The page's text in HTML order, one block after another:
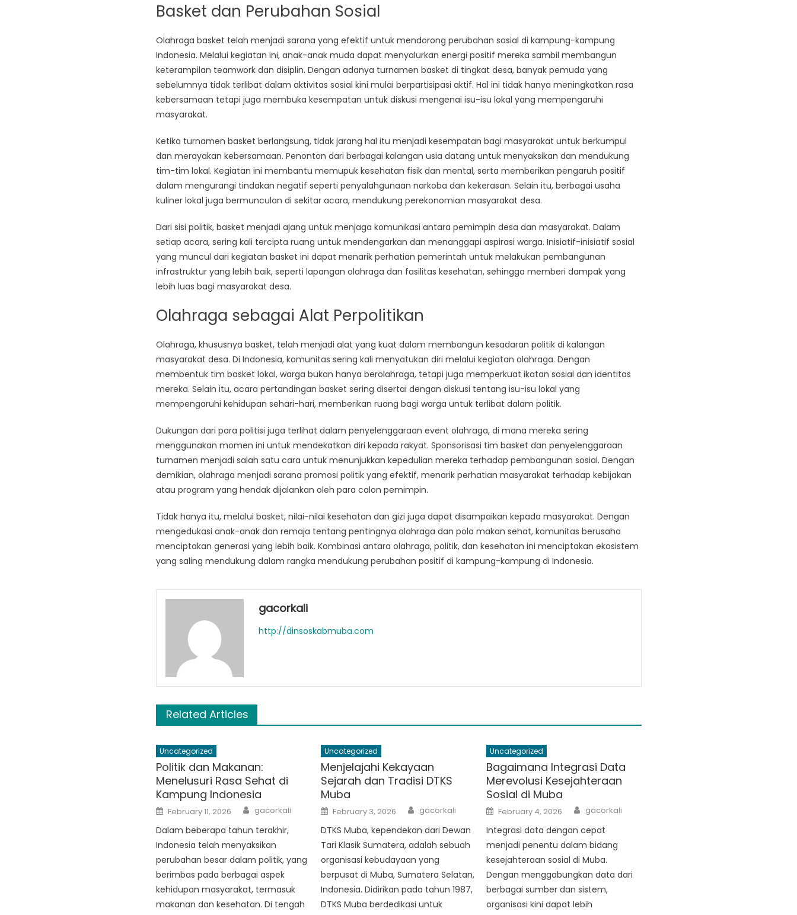
Basket dan Perubahan Sosial
Olahraga basket telah menjadi sarana yang efektif untuk mendorong perubahan sosial di kampung-kampung
Indonesia. Melalui kegiatan ini, anak-anak muda dapat menyalurkan energi positif mereka sambil membangun
keterampilan teamwork dan disiplin. Dengan adanya turnamen basket di tingkat desa, banyak pemuda yang
sebelumnya tidak terlibat dalam aktivitas sosial kini mulai berpartisipasi aktif. Hal ini tidak hanya meningkatkan rasa
kebersamaan tetapi juga membuka kesempatan untuk diskusi mengenai isu-isu lokal yang mempengaruhi
masyarakat.
Ketika turnamen basket berlangsung, tidak jarang hal itu menjadi kesempatan bagi masyarakat untuk berkumpul
dan merayakan kebersamaan. Penonton dari berbagai kalangan usia datang untuk menyaksikan dan mendukung
tim-tim lokal. Kegiatan ini membantu memupuk kesehatan fisik dan mental, serta memberikan pengaruh positif
dalam mengurangi tindakan negatif seperti penyalahgunaan narkoba dan kekerasan. Selain itu, berbagai usaha
kuliner lokal juga bermunculan di sekitar acara, mendukung perekonomian masyarakat desa.
Dari sisi politik, basket menjadi ajang untuk menjaga komunikasi antara pemimpin desa dan masyarakat. Dalam
setiap acara, sering kali tercipta ruang untuk mendengarkan dan menanggapi aspirasi warga. Inisiatif-inisiatif sosial
yang muncul dari kegiatan basket ini dapat menarik perhatian pemerintah untuk melakukan pembangunan
infrastruktur yang lebih baik, seperti lapangan olahraga dan fasilitas kesehatan, sehingga memberi dampak yang
lebih luas bagi masyarakat desa.
Olahraga sebagai Alat Perpolitikan
Olahraga, khususnya basket, telah menjadi alat yang kuat dalam membangun kesadaran politik di kalangan
masyarakat desa. Di Indonesia, komunitas sering kali menyatukan diri melalui kegiatan olahraga. Dengan
membentuk tim basket lokal, warga bukan hanya berolahraga, tetapi juga memperkuat ikatan sosial dan identitas
mereka. Selain itu, acara pertandingan basket sering disertai dengan diskusi tentang isu-isu lokal yang
mempengaruhi kehidupan sehari-hari, memberikan ruang bagi warga untuk terlibat dalam politik.
Dukungan dari para politisi juga terlihat dalam penyelenggaraan event olahraga, di mana mereka sering
menggunakan momen ini untuk mendekatkan diri kepada rakyat. Sponsorisasi tim basket dan penyelenggaraan
turnamen menjadi salah satu cara untuk menunjukkan kepedulian mereka terhadap pembangunan sosial. Dengan
demikian, olahraga menjadi sarana promosi politik yang efektif, menarik perhatian masyarakat terhadap kebijakan
atau program yang hendak dijalankan oleh para calon pemimpin.
Tidak hanya itu, melalui basket, nilai-nilai kesehatan dan gizi juga dapat disampaikan kepada masyarakat. Dengan
mengedukasi anak-anak dan remaja tentang pentingnya olahraga dan pola makan sehat, komunitas berusaha
menciptakan generasi yang lebih baik. Kombinasi antara olahraga, politik, dan kesehatan ini menciptakan ekosistem
yang saling mendukung dalam rangka mendukung perubahan positif di kampung-kampung di Indonesia.
gacorkali
http://dinsoskabmuba.com
Related Articles
Uncategorized
Politik dan Makanan:
Menelusuri Rasa Sehat di
Kampung Indonesia
Posted
on
February 11, 2026 Author
gacorkali
Dalam beberapa tahun terakhir,
Indonesia telah menyaksikan
perubahan besar dalam politik, yang
berimbas pada berbagai aspek
kehidupan masyarakat, termasuk
makanan dan kesehatan. Di tengah
Uncategorized
Menjelajahi Kekayaan
Sejarah dan Tradisi DTKS
Muba
Posted
on
February 3, 2026 Author
gacorkali
DTKS Muba, kependekan dari Dewan
Tari Klasik Sumatera, adalah sebuah
organisasi kebudayaan yang
berpusat di Muba, Sumatera Selatan,
Indonesia. Didirikan pada tahun 1987,
DTKS Muba berdedikasi untuk
Uncategorized
Bagaimana Integrasi Data
Merevolusi Kesejahteraan
Sosial di Muba
Posted
on
February 4, 2026 Author
gacorkali
Integrasi data dengan cepat
menjadi penentu dalam bidang
kesejahteraan sosial di Muba.
Dengan menggabungkan data dari
berbagai sumber dan sistem,
organisasi kini dapat lebih